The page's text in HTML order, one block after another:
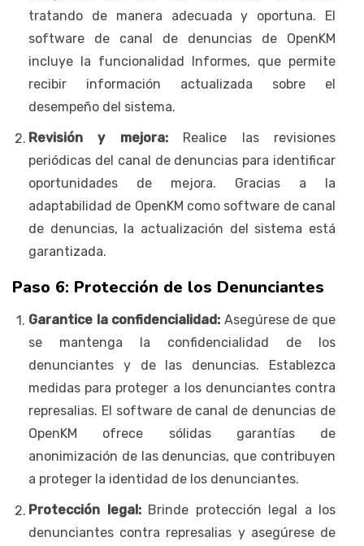
tratando de manera adecuada y oportuna. El
software de canal de denuncias de OpenKM
incluye la funcionalidad Informes, que permite
recibir información actualizada sobre el
desempeño del sistema.
Revisión y mejora:Realice las revisiones
periódicas del canal de denuncias para identificar
oportunidades de mejora. Gracias a la
adaptabilidad de OpenKM como software de canal
de denuncias, la actualización del sistema está
garantizada.
Paso 6: Protección de los Denunciantes
Garantice la confidencialidad: Asegúrese de que
se mantenga la confidencialidad de los
denunciantes y de las denuncias. Establezca
medidas para proteger a los denunciantes contra
represalias. El software de canal de denuncias de
OpenKM ofrece sólidas garantías de
anonimización de las denuncias, que contribuyen
a proteger la identidad de los denunciantes.
Protección legal:Brinde protección legal a los
denunciantes contra represalias y asegúrese de